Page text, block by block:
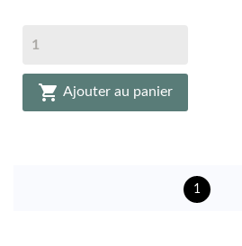
 Ajouter au panier
1